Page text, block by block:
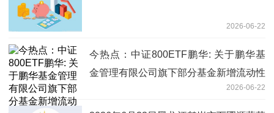
2026-06-22
今热点：中证800ETF鹏华: 关于鹏华基
金管理有限公司旗下部分基金新增流动性
2026-06-22